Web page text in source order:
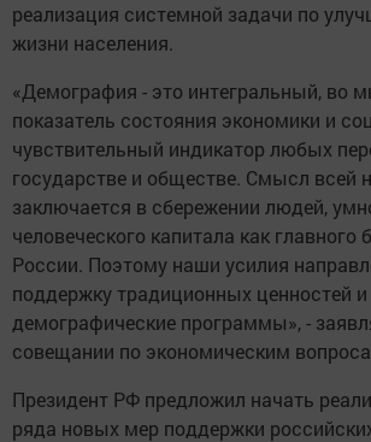
реализация системной задачи по
жизни населения.
«Демография - это интегральный, во
показатель состояния экономики и
чувствительный индикатор любых
государстве и обществе. Смысл всей
заключается в сбережении людей,
человеческого капитала как главного
России. Поэтому наши усилия
поддержку традиционных ценностей
демографические программы», -
совещании по экономическим
Президент РФ предложил начать
ряда новых мер поддержки